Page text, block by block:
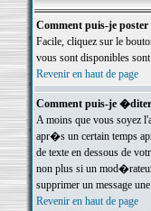
Comment puis-je
Facile, cliquez sur le
vous sont disponibles
Revenir en haut de page
Comment puis-je �diter
A moins que vous soyez
apr�s un certain temps
de texte en dessous de
non plus si un
supprimer un message
Revenir en haut de page